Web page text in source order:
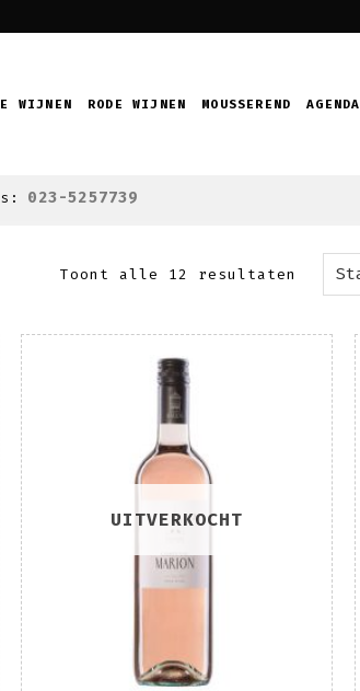
WIJNEN RODE WIJNEN MOUSSEREND AGENDA
023-5257739
Toont alle 12 resultaten
UITVERKOCHT